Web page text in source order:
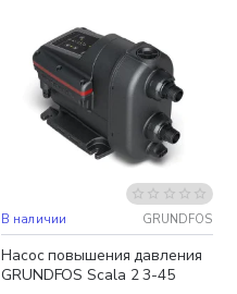
Бесплатная доставка
В наличии GRUNDFOS
Насос повышения давления
GRUNDFOS Scala 2 3-45